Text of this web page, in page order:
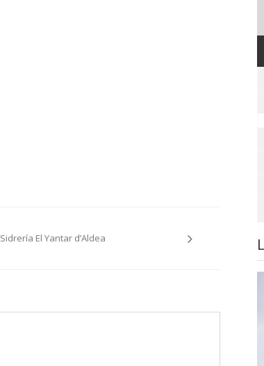
Sidrería El Yantar d’Aldea